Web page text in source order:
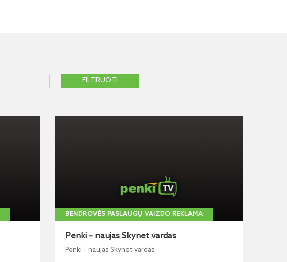
BENDROVĖS PASLAUGŲ VAIZDO REKLAMA
Penki – naujas Skynet vardas
Penki – naujas Skynet vardas